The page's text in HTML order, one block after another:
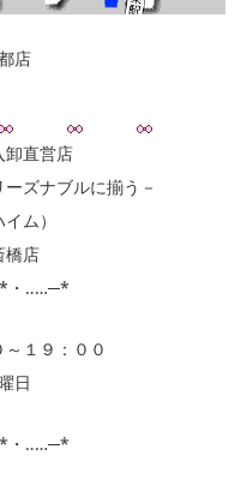
店
卸直営店
ズナブルに揃う－
ム）
店
・‥…─*
１９：００
日
・‥…─*